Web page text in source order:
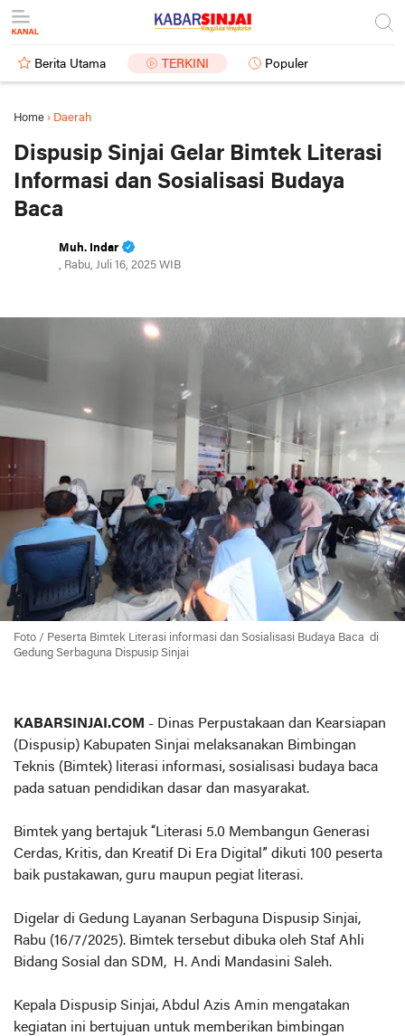
Berita Utama TERKINI Populer
Home › Daerah
Dispusip Sinjai Gelar Bimtek Literasi
Informasi dan Sosialisasi Budaya
Baca
Muh. Indar
, Rabu, Juli 16, 2025 WIB
Foto / Peserta Bimtek Literasi informasi dan Sosialisasi Budaya Baca di
Gedung Serbaguna Dispusip Sinjai
KABARSINJAI.COM - Dinas Perpustakaan dan Kearsiapan
(Dispusip) Kabupaten Sinjai melaksanakan Bimbingan
Teknis (Bimtek) literasi informasi, sosialisasi budaya baca
pada satuan pendidikan dasar dan masyarakat.
Bimtek yang bertajuk “Literasi 5.0 Membangun Generasi
Cerdas, Kritis, dan Kreatif Di Era Digital” dikuti 100 peserta
baik pustakawan, guru maupun pegiat literasi.
Digelar di Gedung Layanan Serbaguna Dispusip Sinjai,
Rabu (16/7/2025). Bimtek tersebut dibuka oleh Staf Ahli
Bidang Sosial dan SDM, H. Andi Mandasini Saleh.
Kepala Dispusip Sinjai, Abdul Azis Amin mengatakan
kegiatan ini bertujuan untuk memberikan bimbingan